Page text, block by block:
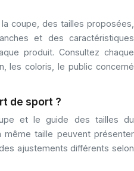
coupe, des tailles proposées,
et des caractéristiques
produit. Consultez chaque
les coloris, le public concerné
de sport ?
et le guide des tailles du
taille peuvent présenter
ajustements différents selon